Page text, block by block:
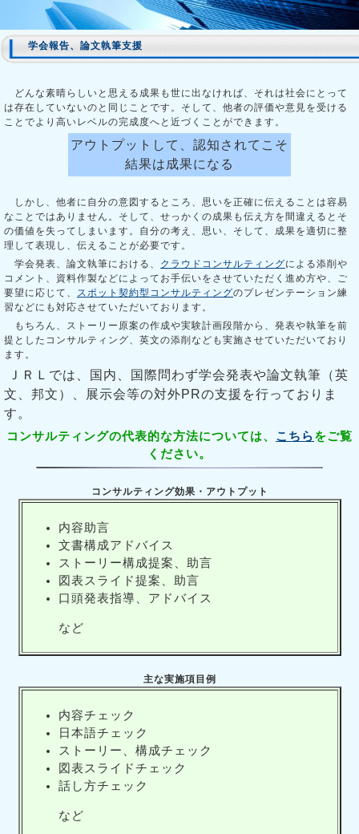
学会報告、論文執筆支援
どんな素晴らしいと思える成果も世に出なければ、それは社会にとって
は存在していないのと同じことです。そして、他者の評価や意見を受ける
ことでより高いレベルの完成度へと近づくことができます。
アウトプットして、認知されてこそ
結果は成果になる
しかし、他者に自分の意図するところ、思いを正確に伝えることは容易
なことではありません。そして、せっかくの成果も伝え方を間違えるとそ
の価値を失ってしまいます。自分の考え、思い、そして、成果を適切に整
理して表現し、伝えることが必要です。
学会発表、論文執筆における、 クラウドコンサルティングによる添削や
コメント、資料作製などによってお手伝いをさせていただく進め方や、ご
要望に応じて、 スポット契約型コンサルティングのプレゼンテーション練
習などにも対応させていただいております。
もちろん、ストーリー原案の作成や実験計画段階から、発表や執筆を前
提としたコンサルティング、英文の添削なども実施させていただいており
ます。
ＪＲＬでは、国内、国際問わず学会発表や論文執筆（英
文、邦文）、展示会等の対外PRの支援を行っておりま
す。
コンサルティングの代表的な方法については、 こちらをご覧
ください。
コンサルティング効果・アウトプット
内容助言
文書構成アドバイス
ストーリー構成提案、助言
図表スライド提案、助言
口頭発表指導、アドバイス
など
主な実施項目例
内容チェック
日本語チェック
ストーリー、構成チェック
図表スライドチェック
話し方チェック
など